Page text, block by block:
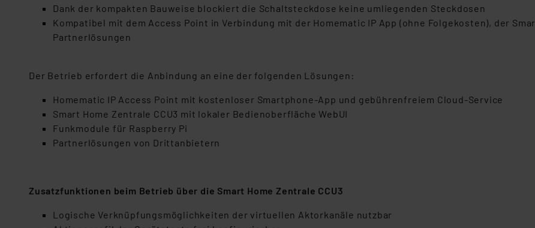
Dank der kompakten Bauweise blockiert die Schaltsteckdose keine umliegenden Steckdosen
Kompatibel mit dem Access Point in Verbindung mit der Homematic IP App (ohne Folgekosten), der
Partnerlösungen
Der Betrieb erfordert die Anbindung an eine der folgenden Lösungen:
Homematic IP Access Point mit kostenloser Smartphone-App und gebührenfreiem Cloud-Service
Smart Home Zentrale CCU3 mit lokaler Bedienoberfläche WebUI
Funkmodule für Raspberry Pi
Partnerlösungen von Drittanbietern
Zusatzfunktionen beim Betrieb über die Smart Home Zentrale CCU3
Logische Verknüpfungsmöglichkeiten der virtuellen Aktorkanäle nutzbar